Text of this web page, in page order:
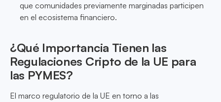
que comunidades previamente marginadas participen
en el ecosistema financiero.
¿Qué Importancia Tienen las
Regulaciones Cripto de la UE para
las PYMES?
El marco regulatorio de la UE en torno a las